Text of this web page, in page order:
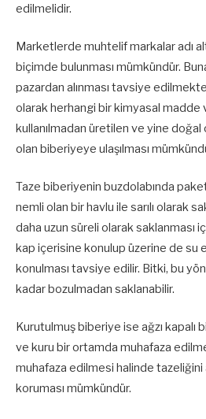
edilmelidir.
Marketlerde muhtelif markalar adı
biçimde bulunması mümkündür.
pazardan alınması tavsiye
olarak herhangi bir kimyasal madde
kullanılmadan üretilen ve yine
olan biberiyeye ulaşılması
Taze biberiyenin buzdolabında
nemli olan bir havlu ile sarılı olarak
daha uzun süreli olarak saklanması
kap içerisine konulup üzerine de su
konulması tavsiye edilir. Bitki, bu
kadar bozulmadan saklanabilir.
Kurutulmuş biberiye ise ağzı kapalı
ve kuru bir ortamda muhafaza
muhafaza edilmesi halinde tazeliğini
koruması mümkündür.